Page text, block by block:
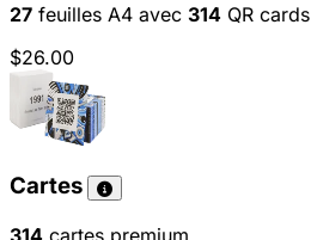
27 feuilles A4 avec 314 QR cards
$26.00
Cartes